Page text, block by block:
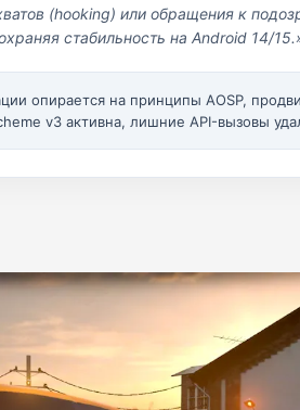
(hooking) или обращения к
стабильность на Android 14/
опирается на принципы AOSP,
v3 активна, лишние API-вызовы